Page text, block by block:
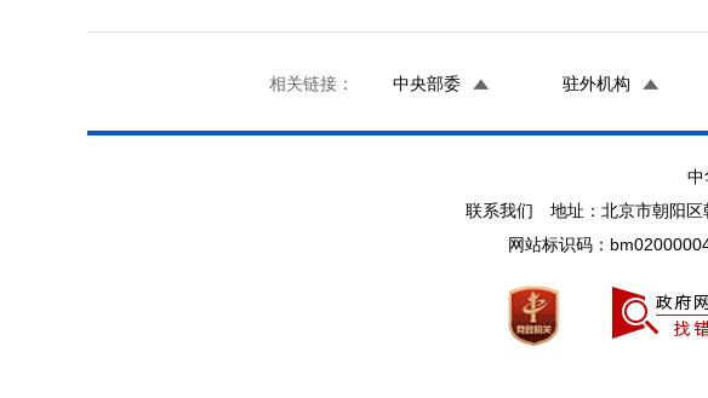
相关链接： 中央部委 驻外机构
联系我们 地址：北京市朝阳
网站标识码：